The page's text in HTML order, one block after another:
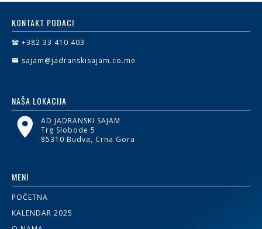
KONTAKT PODACI
+382 33 410 403
sajam@jadranskisajam.co.me
NAŠA LOKACIJA
AD JADRANSKI SAJAM
Trg Slobode 5
85310 Budva, Crna Gora
MENI
POČETNA
KALENDAR 2025